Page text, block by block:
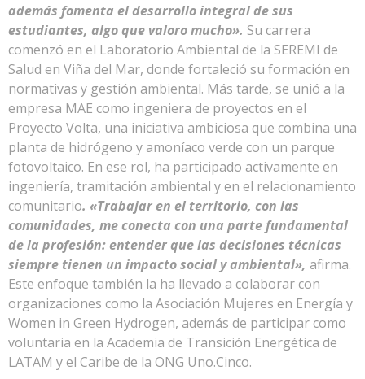
además fomenta el desarrollo integral de sus
estudiantes, algo que valoro mucho». Su carrera
comenzó en el Laboratorio Ambiental de la SEREMI de
Salud en Viña del Mar, donde fortaleció su formación en
normativas y gestión ambiental. Más tarde, se unió a la
empresa MAE como ingeniera de proyectos en el
Proyecto Volta, una iniciativa ambiciosa que combina una
planta de hidrógeno y amoníaco verde con un parque
fotovoltaico. En ese rol, ha participado activamente en
ingeniería, tramitación ambiental y en el relacionamiento
comunitario. «Trabajar en el territorio, con las
comunidades, me conecta con una parte fundamental
de la profesión: entender que las decisiones técnicas
siempre tienen un impacto social y ambiental», afirma.
Este enfoque también la ha llevado a colaborar con
organizaciones como la Asociación Mujeres en Energía y
Women in Green Hydrogen, además de participar como
voluntaria en la Academia de Transición Energética de
LATAM y el Caribe de la ONG Uno.Cinco.